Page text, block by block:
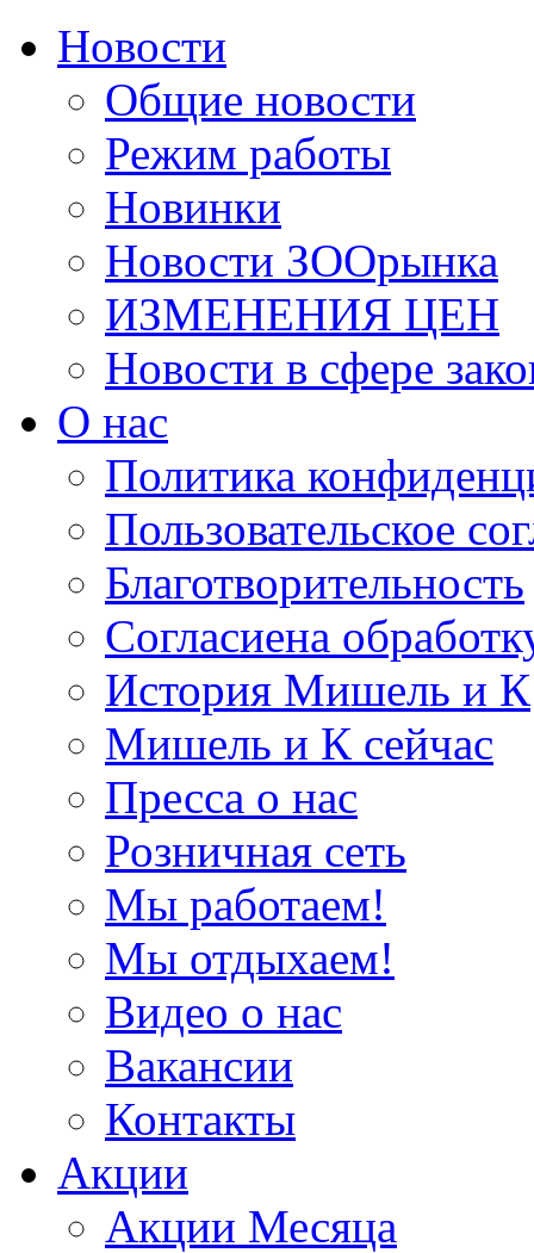
Новости
Общие новости
Режим работы
Новинки
Новости ЗООрынка
ИЗМЕНЕНИЯ ЦЕН
Новости в сфере
О нас
Политика
Пользовательское
Благотворительность
Согласиена
История Мишель и К
Мишель и К сейчас
Пресса о нас
Розничная сеть
Мы работаем!
Мы отдыхаем!
Видео о нас
Вакансии
Контакты
Акции
Акции Месяца